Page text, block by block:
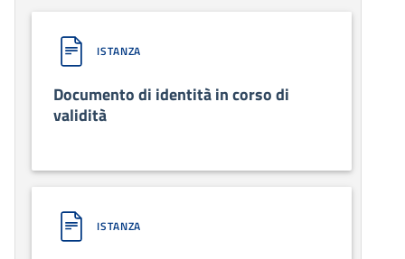
ISTANZA
Documento di identità in corso di
validità
ISTANZA